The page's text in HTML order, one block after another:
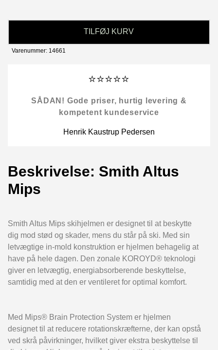
TILFØJ KURV
Varenummer: 14661
⭐⭐⭐⭐⭐
SÅDAN! Gode priser, hurtig levering &
kompetent kundeservice
Henrik Kaustrup Pedersen
Beskrivelse: Smith Altus
Mips
Smith Altus Mips skihjelmen er designet til at beskytte
dig mod stød og skader, mens du står på ski. Med sin
letvægtige in-mold konstruktion er hjelmen behagelig at
have på hele dagen. Den zonale KOROYD® teknologi
giver en letvægtig, energiabsorberende beskyttelse,
samtidig med at den er ventileret for optimal komfort.
Med Mips® Brain Protection System er hjelmen
designet til at reducere rotationskræfterne, der kan opstå
ved skrå påvirkninger, hvilket giver ekstra beskyttelse til